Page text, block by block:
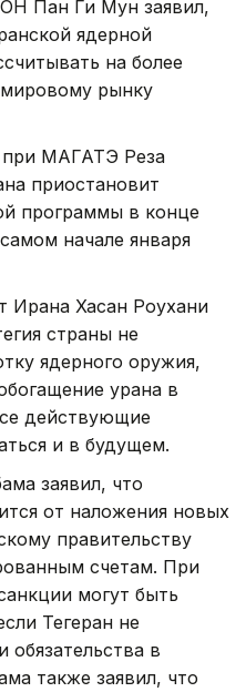
Пан Ги Мун заявил,
ядерной
на более
рынку
при МАГАТЭ Реза
приостановит
программы в конце
начале января
Ирана Хасан Роухани
страны не
ядерного оружия,
урана в
действующие
и в будущем.
заявил, что
от наложения новых
правительству
счетам. При
могут быть
Тегеран не
в
также заявил, что